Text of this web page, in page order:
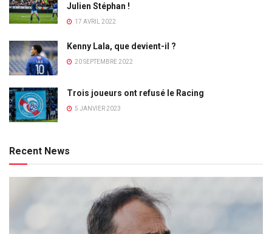
Julien Stéphan !
17 AVRIL 2022
Kenny Lala, que devient-il ?
20 SEPTEMBRE 2022
Trois joueurs ont refusé le Racing
5 JANVIER 2023
Recent News